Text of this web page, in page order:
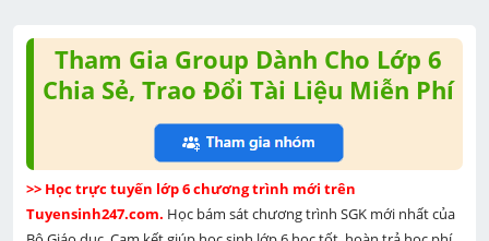
Tham Gia Group Dành Cho Lớp 6
Chia Sẻ, Trao Đổi Tài Liệu Miễn Phí
>> Học trực tuyến lớp 6 chương trình mới trên
Tuyensinh247.com. Học bám sát chương trình SGK mới nhất của